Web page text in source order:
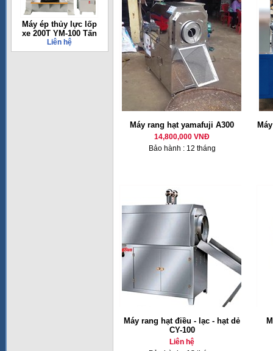
Máy ép thủy lực lốp
xe 200T YM-100 Tấn
Liên hệ
Máy rang hạt yamafuji A300
14,800,000 VNĐ
Bảo hành : 12 tháng
Máy rang hạt điều - lạc - hạt dẻ
CY-100
Liên hệ